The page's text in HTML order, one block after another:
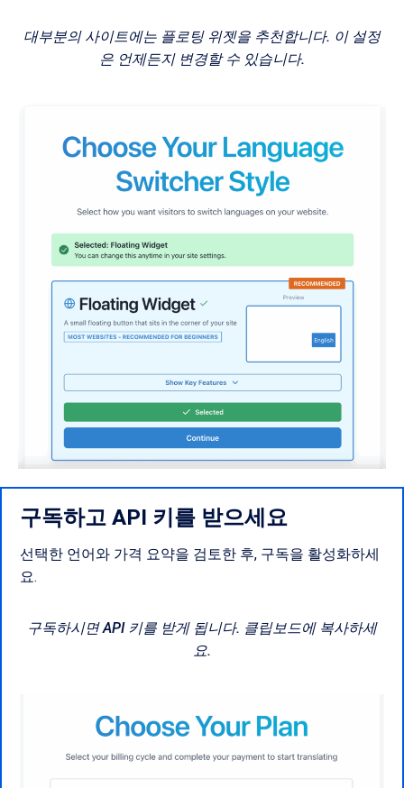
대부분의 사이트에는 플로팅 위젯을 추천합니다. 이 설정
은 언제든지 변경할 수 있습니다.
구독하고 API 키를 받으세요
선택한 언어와 가격 요약을 검토한 후, 구독을 활성화하세
요.
구독하시면 API 키를 받게 됩니다. 클립보드에 복사하세
요.